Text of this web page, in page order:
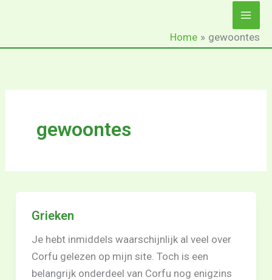
Home gewoontes
gewoontes
Grieken
Je hebt inmiddels waarschijnlijk al veel over
Corfu gelezen op mijn site. Toch is een
belangrijk onderdeel van Corfu nog enigzins